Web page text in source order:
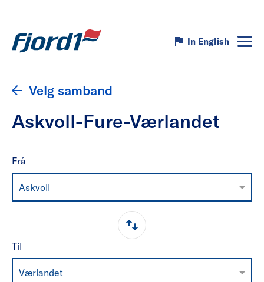
In English
Velg samband
Askvoll-Fure-Værlandet
Frå
Askvoll
Til
Værlandet